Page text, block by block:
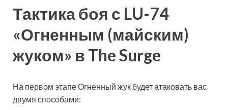
Тактика боя с LU-74
«Огненным (майским)
жуком» в The Surge
На первом этапе Огненный жук будет атаковать вас
двумя способами: